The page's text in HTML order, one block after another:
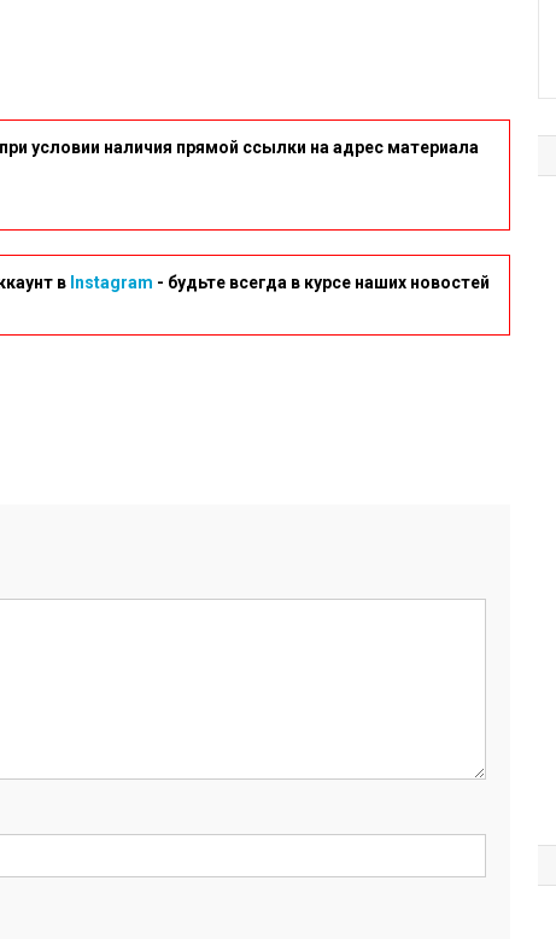
условии наличия прямой ссылки на адрес материала
в Instagram - будьте всегда в курсе наших новостей